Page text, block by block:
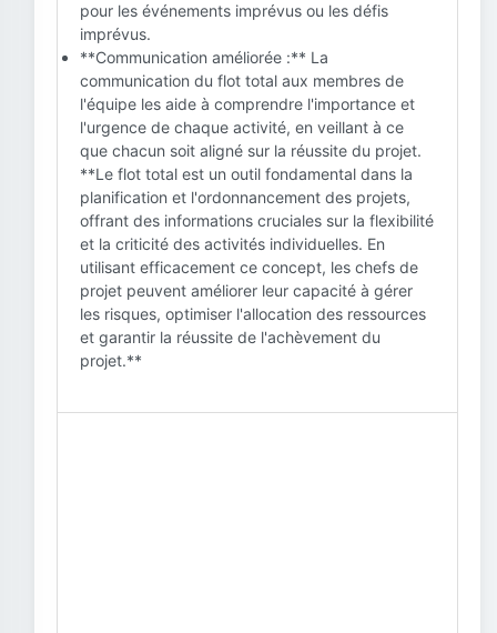
pour les événements imprévus ou les défis
imprévus.
**Communication améliorée :** La
communication du flot total aux membres de
l'équipe les aide à comprendre l'importance et
l'urgence de chaque activité, en veillant à ce
que chacun soit aligné sur la réussite du projet.
**Le flot total est un outil fondamental dans la
planification et l'ordonnancement des projets,
offrant des informations cruciales sur la flexibilité
et la criticité des activités individuelles. En
utilisant efficacement ce concept, les chefs de
projet peuvent améliorer leur capacité à gérer
les risques, optimiser l'allocation des ressources
et garantir la réussite de l'achèvement du
projet.**